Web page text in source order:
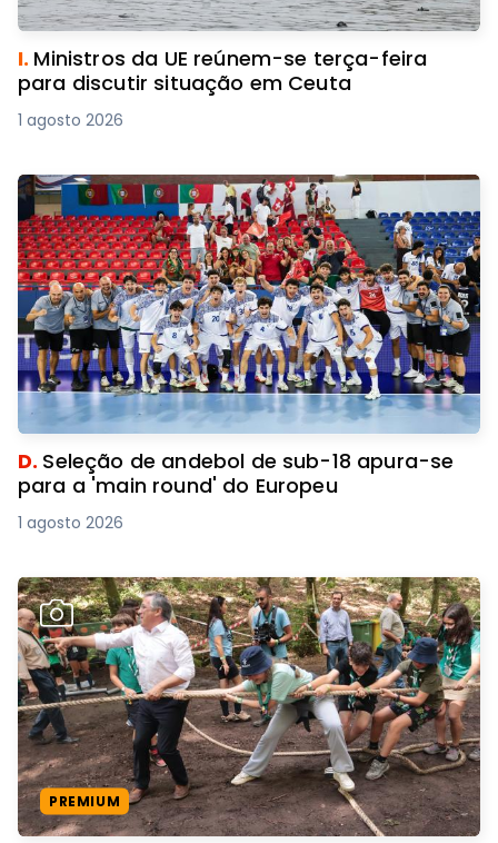
I. Ministros da UE reúnem-se terça-feira
para discutir situação em Ceuta
1 agosto 2026
D. Seleção de andebol de sub-18 apura-se
para a 'main round' do Europeu
1 agosto 2026
PREMIUM